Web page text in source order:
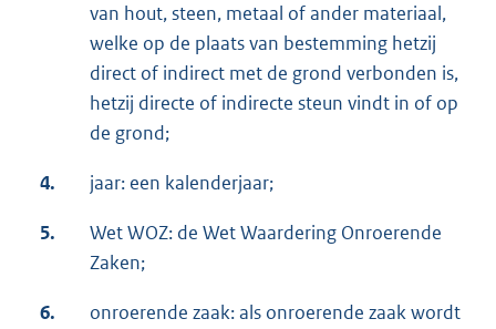
van hout, steen, metaal of ander materiaal,
welke op de plaats van bestemming hetzij
direct of indirect met de grond verbonden is,
hetzij directe of indirecte steun vindt in of op
de grond;
4. jaar: een kalenderjaar;
5.
Wet WOZ: de Wet Waardering Onroerende
Zaken;
6.
onroerende zaak: als onroerende zaak wordt